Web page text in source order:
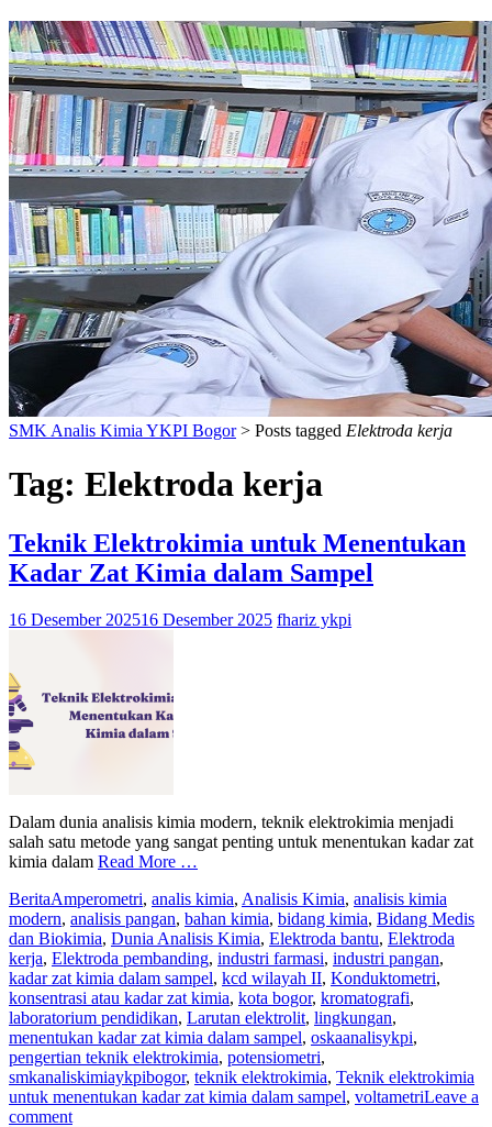
PERPUSTAKAAN
SMK Analis Kimia YKPI Bogor> Posts tagged Elektroda kerja
Tag: Elektroda kerja
Teknik Elektrokimia untuk Menentukan
Kadar Zat Kimia dalam Sampel
16 Desember 202516 Desember 2025 fhariz ykpi
Dalam dunia analisis kimia modern, teknik elektrokimia menjadi
salah satu metode yang sangat penting untuk menentukan kadar zat
kimia dalam Read More …
BeritaAmperometri, analis kimia, Analisis Kimia, analisis kimia
modern, analisis pangan, bahan kimia, bidang kimia, Bidang Medis
dan Biokimia, Dunia Analisis Kimia, Elektroda bantu, Elektroda
kerja, Elektroda pembanding, industri farmasi, industri pangan,
kadar zat kimia dalam sampel, kcd wilayah II, Konduktometri,
konsentrasi atau kadar zat kimia, kota bogor, kromatografi,
laboratorium pendidikan, Larutan elektrolit, lingkungan,
menentukan kadar zat kimia dalam sampel, oskaanalisykpi,
pengertian teknik elektrokimia, potensiometri,
smkanaliskimiaykpibogor, teknik elektrokimia, Teknik elektrokimia
untuk menentukan kadar zat kimia dalam sampel, voltametriLeave a
comment